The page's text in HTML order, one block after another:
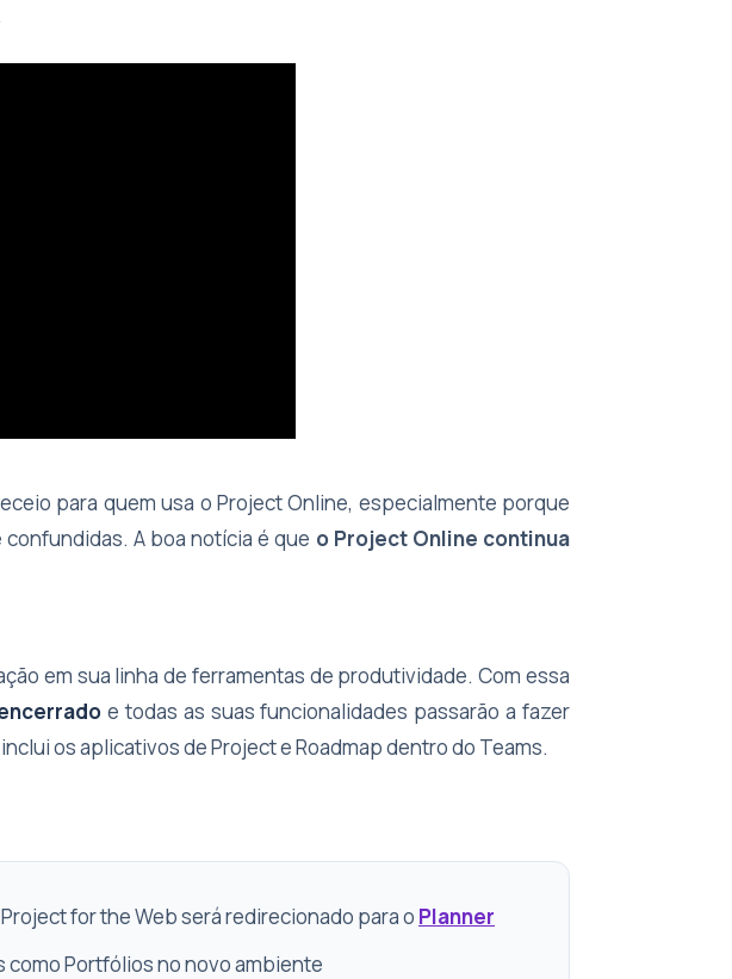
para quem usa o Project Online, especialmente porque
A boa notícia é que o Project Online continua
em sua linha de ferramentas de produtividade. Com essa
e todas as suas funcionalidades passarão a fazer
os aplicativos de Project e Roadmap dentro do Teams.
for the Web será redirecionado para o Planner
como Portfólios no novo ambiente